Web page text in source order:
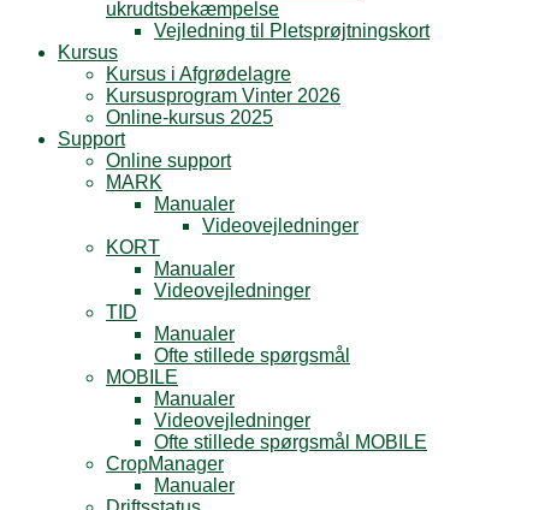
ukrudtsbekæmpelse
Vejledning til Pletsprøjtningskort
Kursus
Kursus i Afgrødelagre
Kursusprogram Vinter 2026
Online-kursus 2025
Support
Online support
MARK
Manualer
Videovejledninger
KORT
Manualer
Videovejledninger
TID
Manualer
Ofte stillede spørgsmål
MOBILE
Manualer
Videovejledninger
Ofte stillede spørgsmål MOBILE
CropManager
Manualer